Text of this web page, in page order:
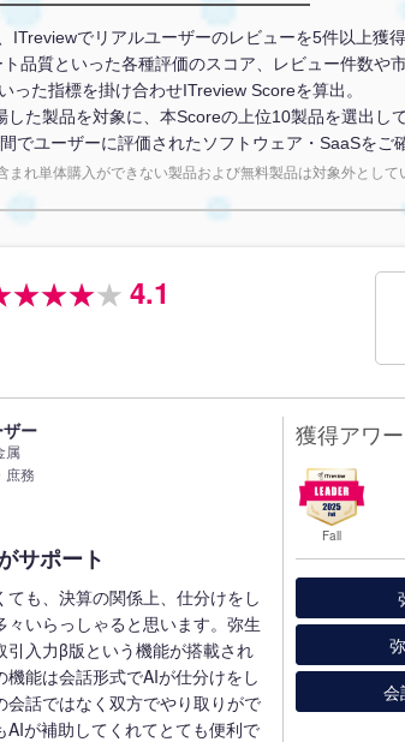
でリアルユーザーのレビューを5件以上獲得
品質といった各種評価のスコア、レビュー件数や
った指標を掛け合わせITreview Scoreを算出。
た製品を対象に、本Scoreの上位10製品を選出して
でユーザーに評価されたソフトウェア・SaaSをご
れ単体購入ができない製品および無料製品は対象外として
4.1
ー
属
庶務
サポート
も、決算の関係上、仕分けをし
々いらっしゃると思います。弥生
引入力β版という機能が搭載され
能は会話形式でAIが仕分けをし
会話ではなく双方でやり取りがで
AIが補助してくれてとても便利で
獲得アワ
Fall
会